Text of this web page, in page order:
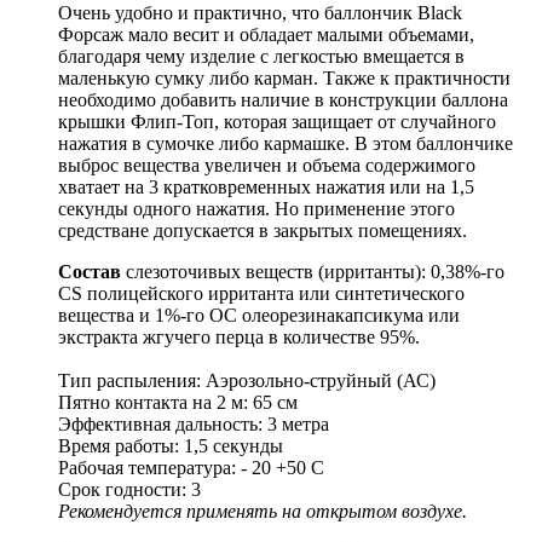
Очень удобно и практично, что баллончик Black
Форсаж мало весит и обладает малыми объемами,
благодаря чему изделие с легкостью вмещается в
маленькую сумку либо карман. Также к практичности
необходимо добавить наличие в конструкции баллона
крышки Флип-Топ, которая защищает от случайного
нажатия в сумочке либо кармашке. В этом баллончике
выброс вещества увеличен и объема содержимого
хватает на 3 кратковременных нажатия или на 1,5
секунды одного нажатия. Но применение этого
средстване допускается в закрытых помещениях.
Состав слезоточивых веществ (ирританты): 0,38%-го
CS полицейского ирританта или синтетического
вещества и 1%-го OC олеорезинакапсикума или
экстракта жгучего перца в количестве 95%.
Тип распыления: Аэрозольно-струйный (АС)
Пятно контакта на 2 м: 65 см
Эффективная дальность: 3 метра
Время работы: 1,5 секунды
Рабочая температура: - 20 +50 С
Срок годности: 3
Рекомендуется применять на открытом воздухе.